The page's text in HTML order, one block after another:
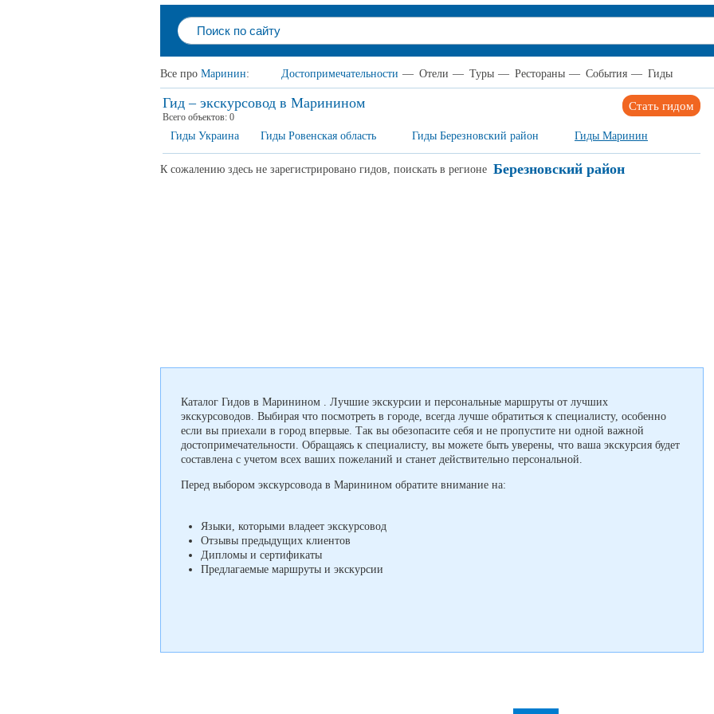
Все про Маринин: Достопримечательности — Отели — Туры — Рестораны — События — Гиды
Гид – экскурсовод в Маринином Стать гидом
Всего объектов: 0
Гиды Украина Гиды Ровенская область Гиды Березновский район Гиды Маринин
К сожалению здесь не зарегистрировано гидов, поискать в регионе Березновский район
Каталог Гидов в Маринином . Лучшие экскурсии и персональные маршруты от лучших
экскурсоводов. Выбирая что посмотреть в городе, всегда лучше обратиться к специалисту, особенно
если вы приехали в город впервые. Так вы обезопасите себя и не пропустите ни одной важной
достопримечательности. Обращаясь к специалисту, вы можете быть уверены, что ваша экскурсия будет
составлена с учетом всех ваших пожеланий и станет действительно персональной.
Перед выбором экскурсовода в Маринином обратите внимание на:
Языки, которыми владеет экскурсовод
Отзывы предыдущих клиентов
Дипломы и сертификаты
Предлагаемые маршруты и экскурсии